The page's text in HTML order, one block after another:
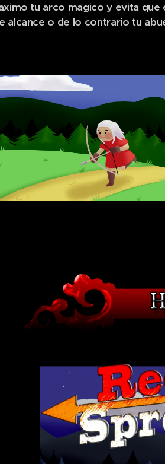
tu arco magico y evita que
alcance o de lo contrario tu